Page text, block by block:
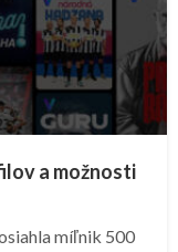
a možnosti
míľnik 500